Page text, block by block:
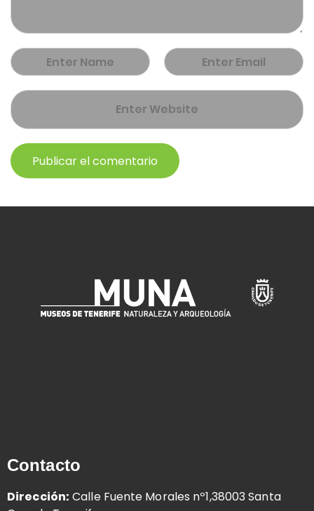
Contacto
Dirección: Calle Fuente Morales nº1,38003 Santa